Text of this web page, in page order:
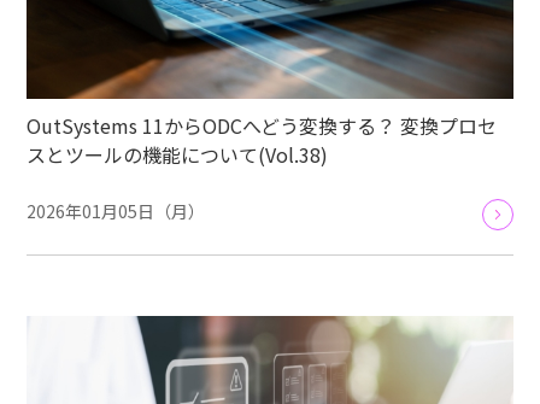
OutSystems 11からODCへどう変換する？ 変換プロセ
スとツールの機能について(Vol.38)
2026年01月05日（月）